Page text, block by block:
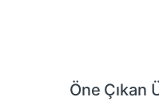
Öne Çıkan